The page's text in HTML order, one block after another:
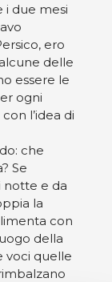
i due mesi
ero
delle
essere le
ogni
l’idea di
che
Se
notte e da
la
con
della
voci quelle